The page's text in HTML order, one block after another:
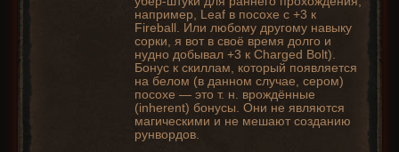
например, Leaf в посохе с +3 к
Fireball. Или любому другому навыку
сорки, я вот в своё время долго и
нудно добывал +3 к Charged Bolt).
Бонус к скиллам, который появляется
на белом (в данном случае, сером)
посохе — это т. н. врождённые
(inherent) бонусы. Они не являются
магическими и не мешают созданию
рунвордов.